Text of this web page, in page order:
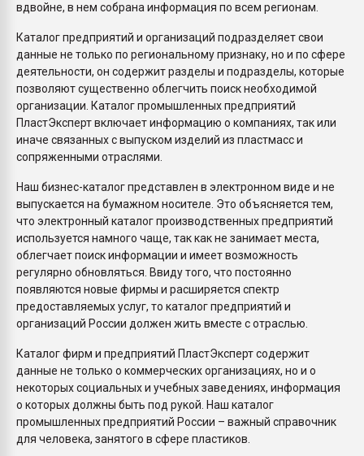
вдвойне, в нем собрана информация по всем регионам.
Каталог предприятий и организаций подразделяет свои
данные не только по региональному признаку, но и по сфере
деятельности, он содержит разделы и подразделы, которые
позволяют существенно облегчить поиск необходимой
организации. Каталог промышленных предприятий
ПластЭксперт включает информацию о компаниях, так или
иначе связанных с выпуском изделий из пластмасс и
сопряженными отраслями.
Наш бизнес-каталог представлен в электронном виде и не
выпускается на бумажном носителе. Это объясняется тем,
что электронный каталог производственных предприятий
используется намного чаще, так как не занимает места,
облегчает поиск информации и имеет возможность
регулярно обновляться. Ввиду того, что постоянно
появляются новые фирмы и расширяется спектр
предоставляемых услуг, то каталог предприятий и
организаций России должен жить вместе с отраслью.
Каталог фирм и предприятий ПластЭксперт содержит
данные не только о коммерческих организациях, но и о
некоторых социальных и учебных заведениях, информация
о которых должны быть под рукой. Наш каталог
промышленных предприятий России – важный справочник
для человека, занятого в сфере пластиков.